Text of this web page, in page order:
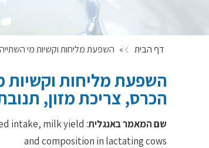
דף הבית » השפעת מליחות וקשיות מי
השפעת מליחות וקשיות
הכרס, צריכת מזון,
שם המאמר באנגלית intake, milk yield
and composition in lactating cows